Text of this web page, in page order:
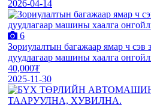
2026-04-14
6
Зориулалтын багажаар ямар ч сэв
дуудлагаар машины хаалга
40,000₮
2025-11-30